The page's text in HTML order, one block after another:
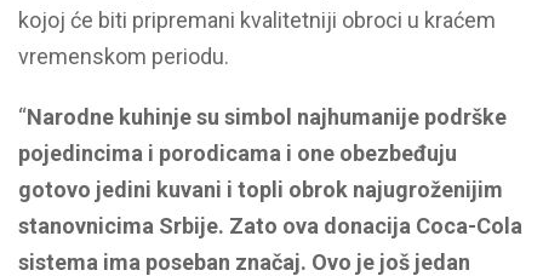
kojoj će biti pripremani kvalitetniji obroci u kraćem
vremenskom periodu.
“Narodne kuhinje su simbol najhumanije podrške
pojedincima i porodicama i one obezbeđuju
gotovo jedini kuvani i topli obrok najugroženijim
stanovnicima Srbije. Zato ova donacija Coca-Cola
sistema ima poseban značaj. Ovo je još jedan